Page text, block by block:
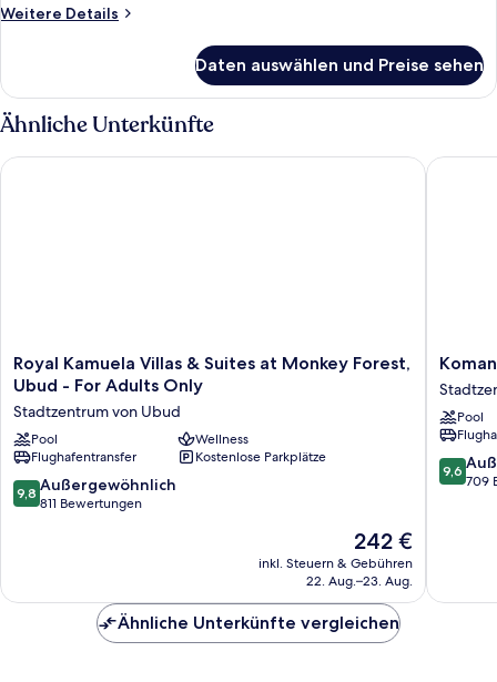
Weitere Details
Weitere
Daten auswählen und Preise sehen
Ähnliche Unterkünfte
Royal
Kamuela
&
Suites
at
Monkey
Forest,
Only
Stadtzentrum
Royal Kamuela Villas & Suites at Monkey Forest,
Ubud - For Adults Only
Stadtzentrum von Ubud
Pool
Wellness
Flughafentransfer
Kostenlose Parkplätze
9.8
von
9,8 Außergewöhnlich
811 Bewertungen
Der
Preis
beträgt
242 €
inkl. Steuern & Gebühren
22. Aug.–23. Aug.
Royal Kamuela Villas & Suites at Monkey Forest, Ubud - For
at
Rasa
Sayang
von
Ubud
Pool
9.6
von
9,6
709
Ähnliche Unterkünfte vergleichen